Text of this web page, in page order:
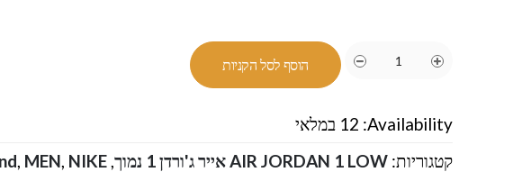
הוסף לסל הקניות
Availability: 12 במלאי
קטגוריות: AIR JORDAN 1 LOW אייר ג'ורדן 1 נמוך ,
, MEN,